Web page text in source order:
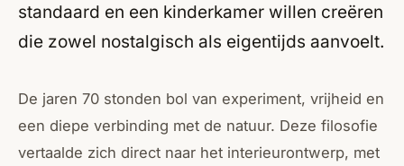
standaard en een kinderkamer willen creëren
die zowel nostalgisch als eigentijds aanvoelt.
De jaren 70 stonden bol van experiment, vrijheid en
een diepe verbinding met de natuur. Deze filosofie
vertaalde zich direct naar het interieurontwerp, met